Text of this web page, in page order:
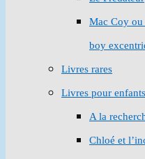
Mac Coy ou
boy
Livres rares
Livres pour enfants
A la
Chloé et